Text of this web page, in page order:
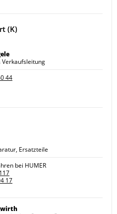
(K)
Verkaufsleitung
44
Ersatzteile
bei HUMER
17